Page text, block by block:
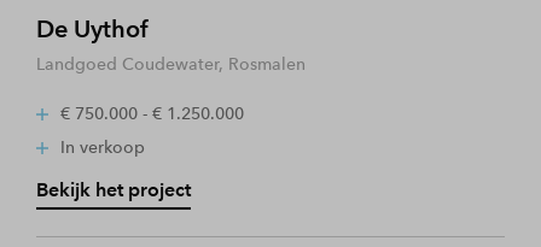
De Uythof
Landgoed Coudewater, Rosmalen
€ 750.000 - € 1.250.000
In verkoop
Bekijk het project